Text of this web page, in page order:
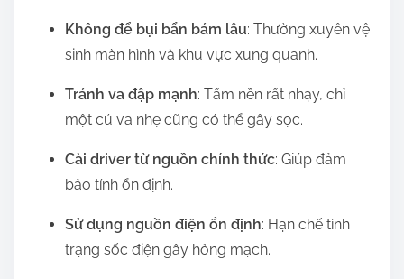
Không để bụi bẩn bám lâu: Thường xuyên vệ
sinh màn hình và khu vực xung quanh.
Tránh va đập mạnh: Tấm nền rất nhạy, chỉ
một cú va nhẹ cũng có thể gây sọc.
Cài driver từ nguồn chính thức: Giúp đảm
bảo tính ổn định.
Sử dụng nguồn điện ổn định: Hạn chế tình
trạng sốc điện gây hỏng mạch.